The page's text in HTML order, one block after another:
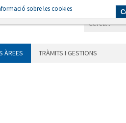
MUNICIPIS
ÀREES TRÀMITS I GESTIONS
sobre les cookies